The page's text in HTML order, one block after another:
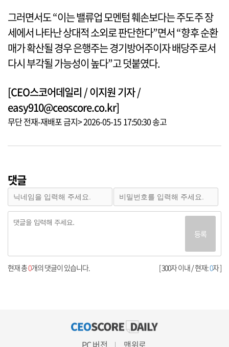
그러면서도 “이는 밸류업 모멘텀 훼손보다는 주도주 장
세에서 나타난 상대적 소외로 판단한다”면서 “향후 순환
매가 확산될 경우 은행주는 경기방어주이자 배당주로서
다시 부각될 가능성이 높다”고 덧붙였다.
[CEO스코어데일리 / 이지원 기자 /
easy910@ceoscore.co.kr]
무단 전재-재배포 금지> 2026-05-15 17:50:30 송고
댓글
등록
[ 300자 이내 / 현재:0자 ]
현재 총0개의 댓글이 있습니다.
PC 버전 맨위로